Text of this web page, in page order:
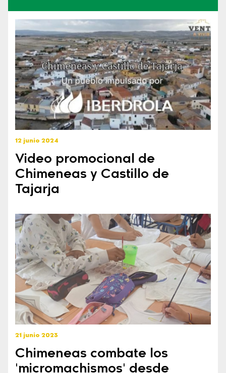
12 junio 2024
Video promocional de
Chimeneas y Castillo de
Tajarja
21 junio 2023
Chimeneas combate los
'micromachismos' desde